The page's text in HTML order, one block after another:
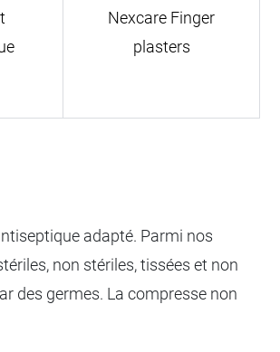
Nexcare Finger
plasters
adapté. Parmi nos
non stériles, tissées et non
des germes. La compresse non